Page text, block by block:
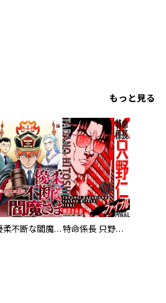
もっと見る
優柔不断な閻魔さま 特命係長 只野仁ファイナル 愛蔵版